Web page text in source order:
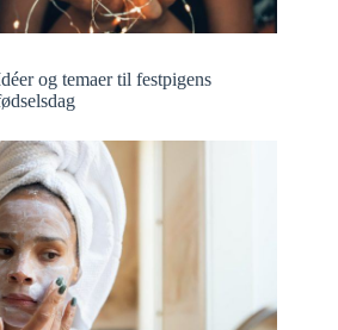
og temaer til festpigens